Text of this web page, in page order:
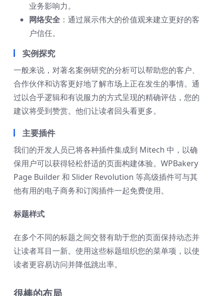
业务影响力。
网络安全 ：通过展示伟大的价值观来建立更好的客
户信任。
实例探究
一般来说，对著名案例研究的分析可以帮助您的客户、
合作伙伴和访客更好地了解市场上正在发生的事情。通
过以合乎逻辑和有说服力的方式呈现的精确评估，您的
建议将受到赞赏。他们让读者回头看更多。
主要插件
我们的开发人员已将各种插件集成到 Mitech 中，以确
保用户可以获得轻松舒适的页面构建体验。WPBakery
Page Builder 和 Slider Revolution 等高级插件可与其
他有用的电子商务和订阅插件一起免费使用。
标题样式
在多个不同的标题之间交替有助于您的页面保持动态并
让读者耳目一新。使用这些标题组织您的菜单项，以使
读者更容易访问并降低跳出率。